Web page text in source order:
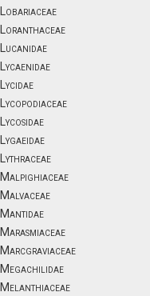
Lobariaceae
Loranthaceae
Lucanidae
Lycaenidae
Lycidae
Lycopodiaceae
Lycosidae
Lygaeidae
Lythraceae
Malpighiaceae
Malvaceae
Mantidae
Marasmiaceae
Marcgraviaceae
Megachilidae
Melanthiaceae